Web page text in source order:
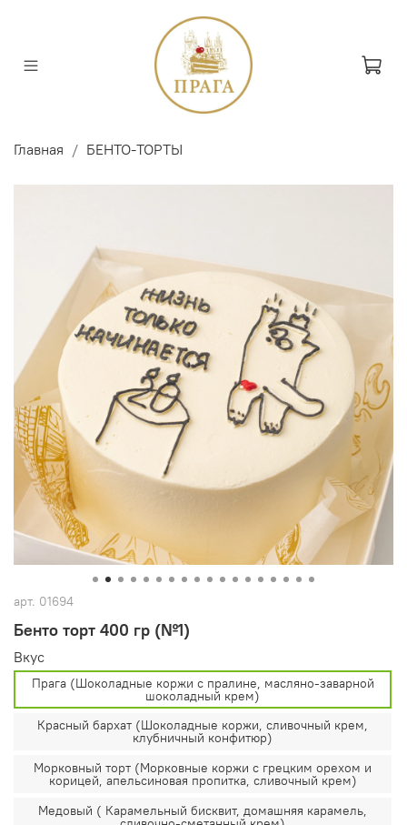
Главная БЕНТО-ТОРТЫ
арт. 01694
Бенто торт 400 гр (№1)
Вкус
Прага (Шоколадные коржи с пралине, масляно-заварной
шоколадный крем)
Красный бархат (Шоколадные коржи, сливочный крем,
клубничный конфитюр)
Морковный торт (Морковные коржи с грецким орехом и
корицей, апельсиновая пропитка, сливочный крем)
Медовый ( Карамельный бисквит, домашняя карамель,